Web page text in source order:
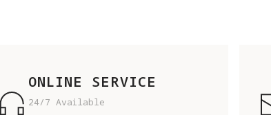
ONLINE SERVICE
24/7 Available